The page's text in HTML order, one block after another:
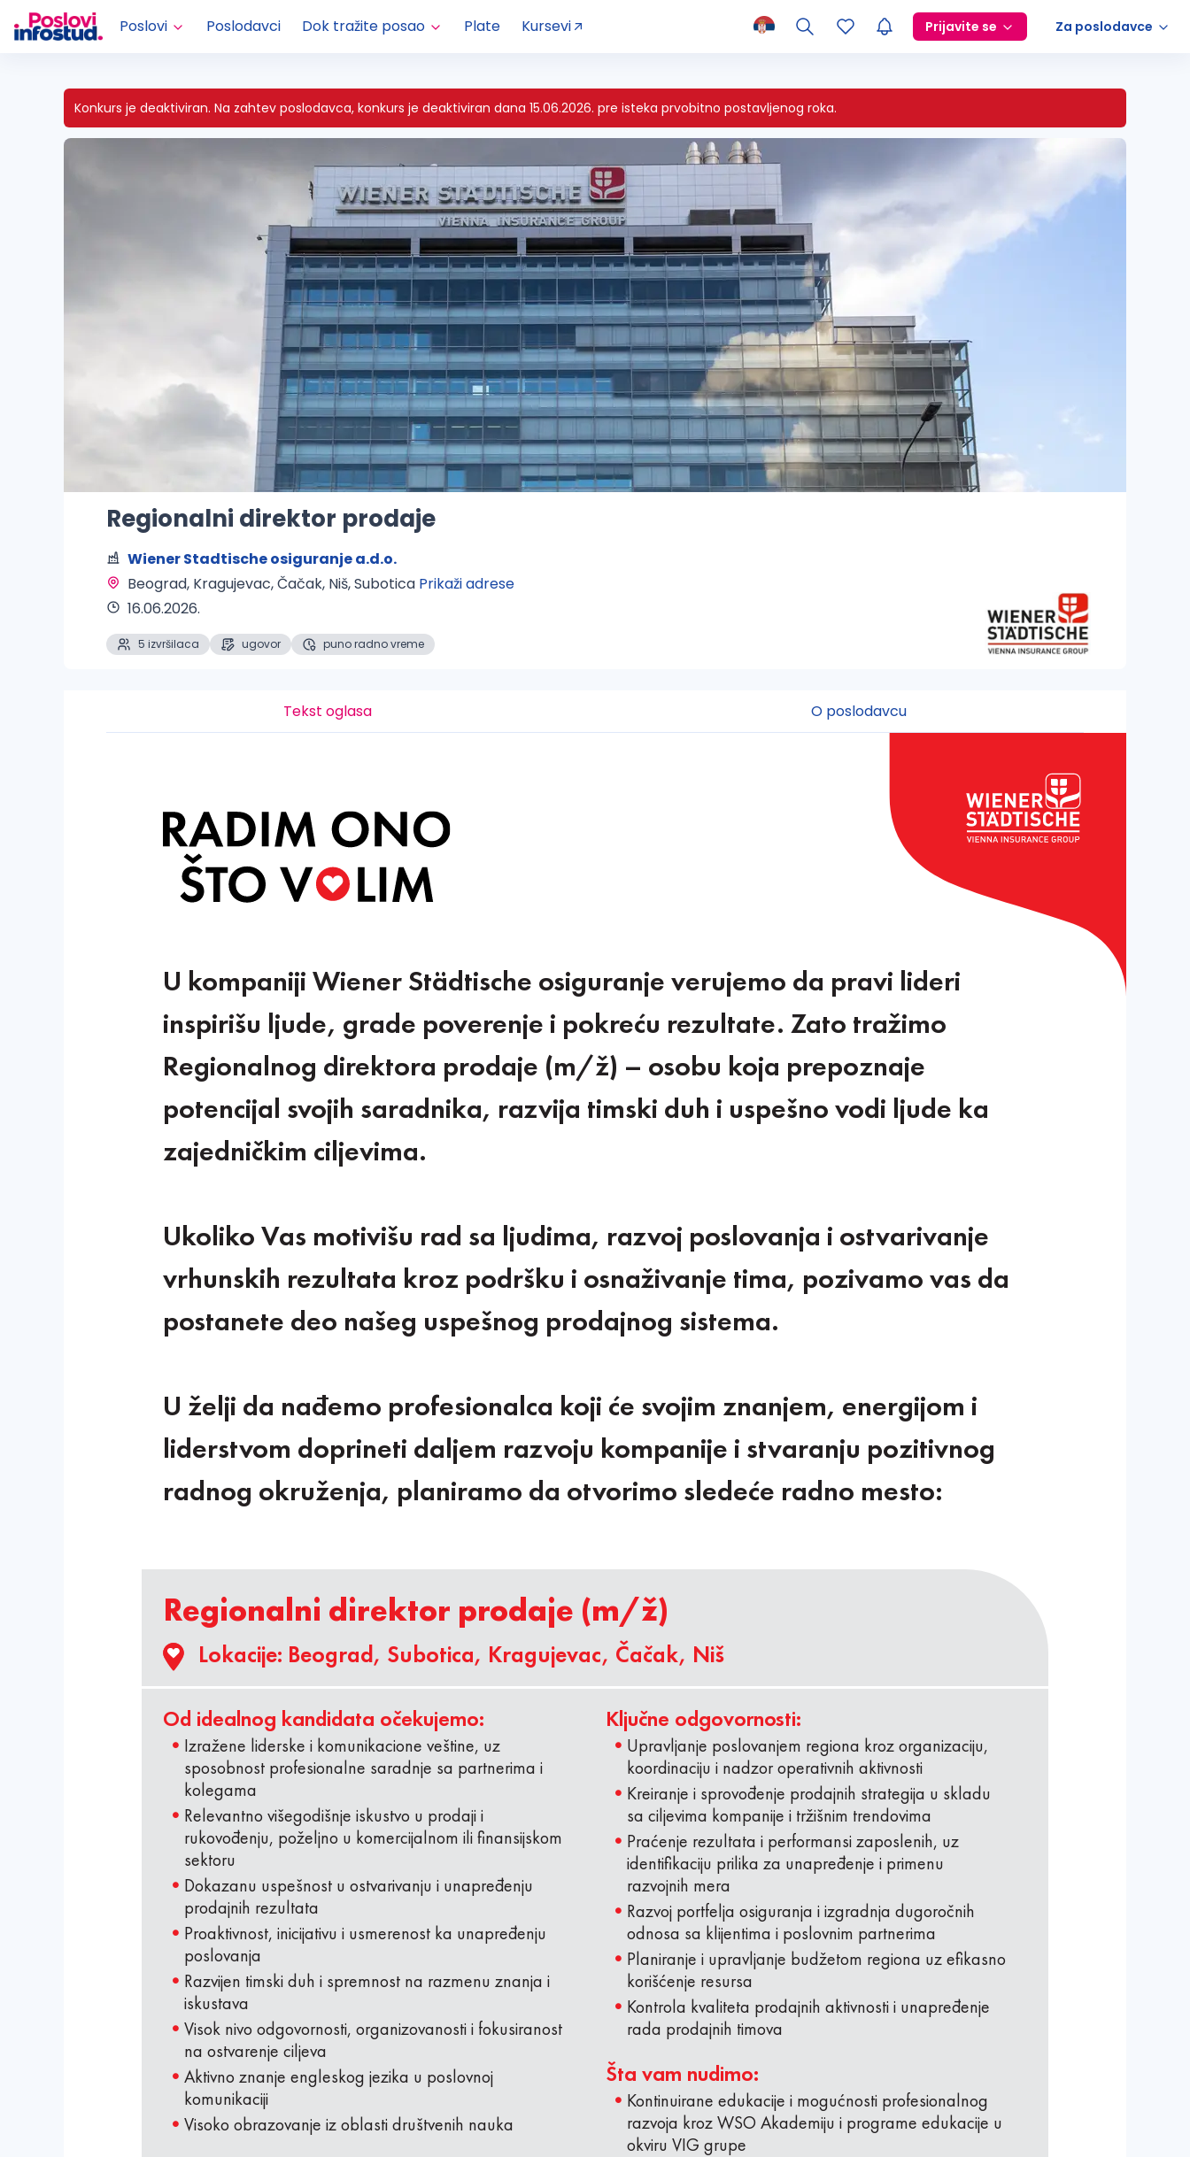
Poslovi Poslodavci Dok tražite posao Plate Kursevi Prijavite se Za poslodavce
Konkurs je deaktiviran. Na zahtev poslodavca, konkurs je deaktiviran dana 15.06.2026. pre isteka prvobitno postavljenog roka.
Regionalni direktor prodaje
Wiener Stadtische osiguranje a.d.o.
Beograd, Kragujevac, Čačak, Niš, Subotica Prikaži adrese
16.06.2026.
5 izvršilaca ugovor puno radno vreme
Tekst oglasa O poslodavcu
U kompaniji Wiener Städtische osiguranje verujemo da pravi lideri
inspirišu ljude, grade poverenje i pokreću rezultate. Zato tražimo
Regionalnog direktora prodaje (m/ž) – osobu koja prepoznaje
potencijal svojih saradnika, razvija timski duh i uspešno vodi ljude ka
zajedničkim ciljevima.
Ukoliko Vas motivišu rad sa ljudima, razvoj poslovanja i ostvarivanje
vrhunskih rezultata kroz podršku i osnaživanje tima, pozivamo vas da
postanete deo našeg uspešnog prodajnog sistema.
U želji da nađemo profesionalca koji će svojim znanjem, energijom i
liderstvom doprineti daljem razvoju kompanije i stvaranju pozitivnog
radnog okruženja, planiramo da otvorimo sledeće radno mesto:
Regionalni direktor prodaje (m/ž)
Lokacije: Beograd, Subotica, Kragujevac, Čačak, Niš
Od idealnog kandidata očekujemo:
Izražene liderske i komunikacione veštine, uz
sposobnost profesionalne saradnje sa partnerima i
kolegama
Relevantno višegodišnje iskustvo u prodaji i
rukovođenju, poželjno u komercijalnom ili finansijskom
sektoru
Dokazanu uspešnost u ostvarivanju i unapređenju
prodajnih rezultata
Proaktivnost, inicijativu i usmerenost ka unapređenju
poslovanja
Razvijen timski duh i spremnost na razmenu znanja i
iskustava
Visok nivo odgovornosti, organizovanosti i fokusiranost
na ostvarenje ciljeva
Aktivno znanje engleskog jezika u poslovnoj
komunikaciji
Visoko obrazovanje iz oblasti društvenih nauka
Ključne odgovornosti:
Upravljanje poslovanjem regiona kroz organizaciju,
koordinaciju i nadzor operativnih aktivnosti
Kreiranje i sprovođenje prodajnih strategija u skladu
sa ciljevima kompanije i tržišnim trendovima
Praćenje rezultata i performansi zaposlenih, uz
identifikaciju prilika za unapređenje i primenu
razvojnih mera
Razvoj portfelja osiguranja i izgradnja dugoročnih
odnosa sa klijentima i poslovnim partnerima
Planiranje i upravljanje budžetom regiona uz efikasno
korišćenje resursa
Kontrola kvaliteta prodajnih aktivnosti i unapređenje
rada prodajnih timova
Šta vam nudimo:
Kontinuirane edukacije i mogućnosti profesionalnog
razvoja kroz WSO Akademiju i programe edukacije u
okviru VIG grupe